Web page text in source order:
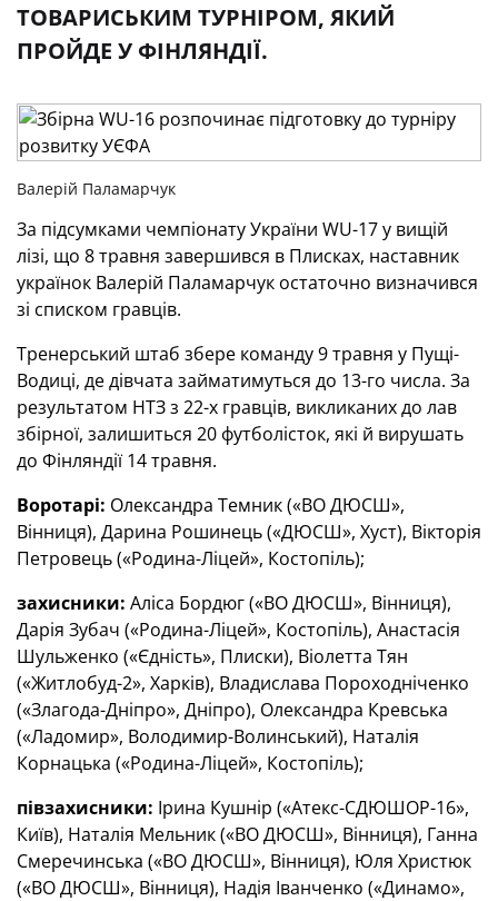
ТОВАРИСЬКИМ ТУРНІРОМ, ЯКИЙ
ПРОЙДЕ У ФІНЛЯНДІЇ.
Валерій Паламарчук
За підсумками чемпіонату України WU-17 у вищій
лізі, що 8 травня завершився в Плисках, наставник
українок Валерій Паламарчук остаточно визначився
зі списком гравців.
Тренерський штаб збере команду 9 травня у Пущі-
Водиці, де дівчата займатимуться до 13-го числа. За
результатом НТЗ з 22-х гравців, викликаних до лав
збірної, залишиться 20 футболісток, які й вирушать
до Фінляндії 14 травня.
Воротарі: Олександра Темник («ВО ДЮСШ»,
Вінниця), Дарина Рошинець («ДЮСШ», Хуст), Вікторія
Петровець («Родина-Ліцей», Костопіль);
захисники: Аліса Бордюг («ВО ДЮСШ», Вінниця),
Дарія Зубач («Родина-Ліцей», Костопіль), Анастасія
Шульженко («Єдність», Плиски), Віолетта Тян
(«Житлобуд-2», Харків), Владислава Пороходніченко
(«Злагода-Дніпро», Дніпро), Олександра Кревська
(«Ладомир», Володимир-Волинський), Наталія
Корнацька («Родина-Ліцей», Костопіль);
півзахисники: Ірина Кушнір («Атекс-СДЮШОР-16»,
Київ), Наталія Мельник («ВО ДЮСШ», Вінниця), Ганна
Смеречинська («ВО ДЮСШ», Вінниця), Юля Христюк
(«ВО ДЮСШ», Вінниця), Надія Іванченко («Динамо»,